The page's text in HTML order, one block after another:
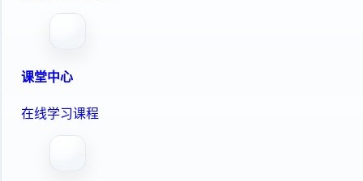
课堂中心
在线学习课程